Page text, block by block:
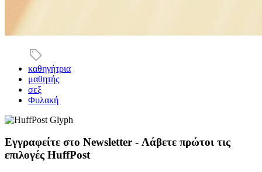
καθηγήτρια
μαθητής
σεξ
Φυλακή
Εγγραφείτε στο Newsletter - Λάβετε πρώτοι τις
επιλογές HuffPost